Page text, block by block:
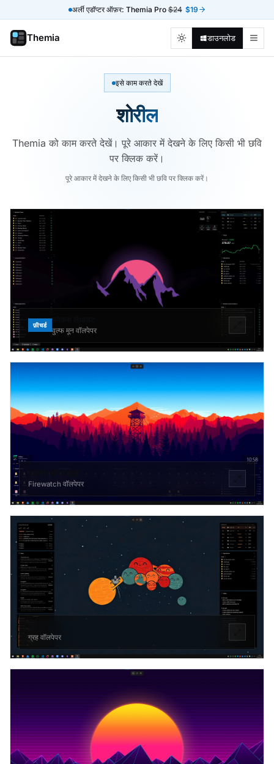
अर्ली एडॉप्टर ऑफ़र: Themia Pro$24 $19
Themia डाउनलोड
इसे काम करते देखें
शोरील
Themia को काम करते देखें। पूरे आकार में देखने के लिए किसी भी छवि
पर क्लिक करें।
पूरे आकार में देखने के लिए किसी भी छवि पर क्लिक करें।
फ़ीचर्ड
फ़ोकस लेआउट
वुल्फ मून वॉलपेपर
Firewatch वॉलपेपर
ग्रह वॉलपेपर